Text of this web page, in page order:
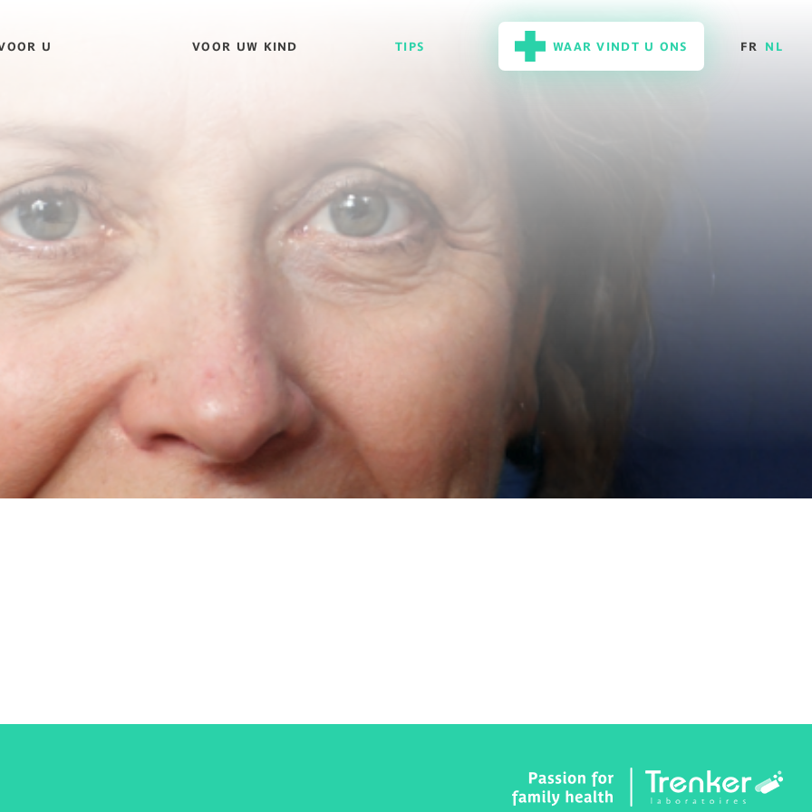
U VOOR UW KIND TIPS WAAR VINDT U ONS FR NL